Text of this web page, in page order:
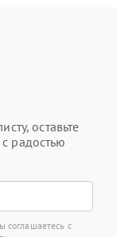
оставьте
радостью
соглашаетесь с